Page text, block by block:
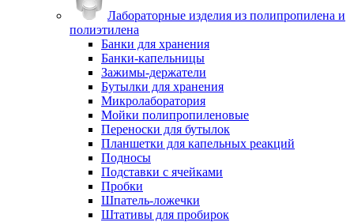
Лабораторные изделия из полипропилена и
полиэтилена
Банки для хранения
Банки-капельницы
Зажимы-держатели
Бутылки для хранения
Микролаборатория
Мойки полипропиленовые
Переноски для бутылок
Планшетки для капельных реакций
Подносы
Подставки с ячейками
Пробки
Шпатель-ложечки
Штативы для пробирок